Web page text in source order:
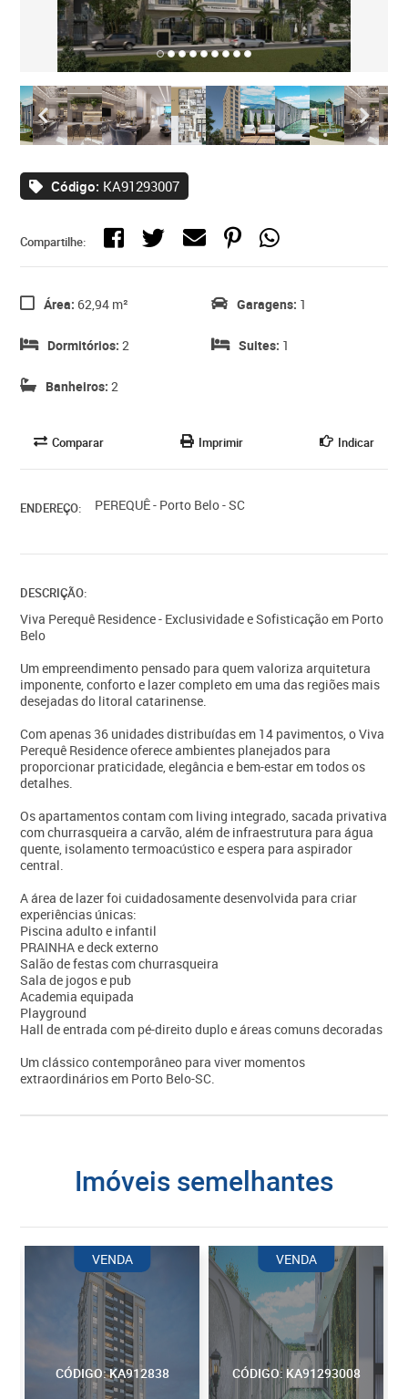
Código: KA91293007
Compartilhe:
Área: 62,94 m²
Dormitórios: 2
Banheiros: 2
Garagens: 1
Suites: 1
Comparar Imprimir Indicar
ENDEREÇO: PEREQUÊ - Porto Belo - SC
DESCRIÇÃO:
Viva Perequê Residence - Exclusividade e Sofisticação em Porto
Belo
Um empreendimento pensado para quem valoriza arquitetura
imponente, conforto e lazer completo em uma das regiões mais
desejadas do litoral catarinense.
Com apenas 36 unidades distribuídas em 14 pavimentos, o Viva
Perequê Residence oferece ambientes planejados para
proporcionar praticidade, elegância e bem-estar em todos os
detalhes.
Os apartamentos contam com living integrado, sacada privativa
com churrasqueira a carvão, além de infraestrutura para água
quente, isolamento termoacústico e espera para aspirador
central.
A área de lazer foi cuidadosamente desenvolvida para criar
experiências únicas:
Piscina adulto e infantil
PRAINHA e deck externo
Salão de festas com churrasqueira
Sala de jogos e pub
Academia equipada
Playground
Hall de entrada com pé-direito duplo e áreas comuns decoradas
Um clássico contemporâneo para viver momentos
extraordinários em Porto Belo-SC.
imóveis semelhantes
CÓDIGO: KA912838
VENDA
CÓDIGO: KA91293008
VENDA